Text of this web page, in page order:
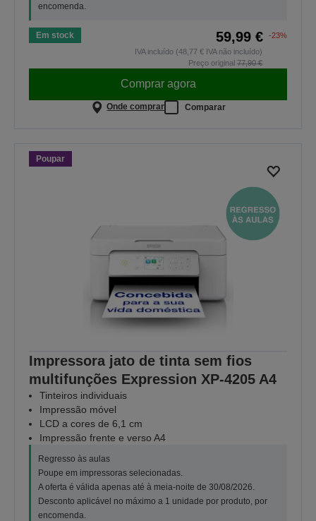
encomenda.
Em stock 59,99 €
-23%
IVA incluído (48,77 € IVA não incluído)
Preço original 77,90 €
Comprar agora
Onde comprar Comparar
Poupar
Impressora jato de tinta sem fios
multifunções Expression XP-4205 A4
Tinteiros individuais
Impressão móvel
LCD a cores de 6,1 cm
Impressão frente e verso A4
Regresso às aulas
Poupe em impressoras selecionadas.
A oferta é válida apenas até à meia-noite de 30/08/2026.
Desconto aplicável no máximo a 1 unidade por produto, por
encomenda.